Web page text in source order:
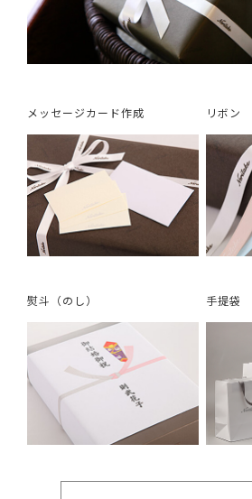
メッセージカード作成 リボン
熨斗（のし） 手提袋